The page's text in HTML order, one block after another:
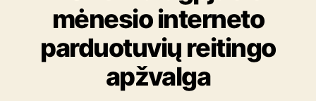
g
o
r
i
j
mėnesio interneto
parduotuvių reitingo
apžvalga